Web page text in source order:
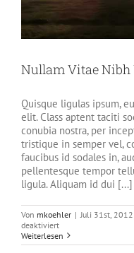
Nullam Vitae Nibh
Quisque ligulas ipsum,
elit. Class aptent taciti
conubia nostra, per
tristique in semper vel,
faucibus id sodales in,
pellentesque tempor
ligula. Aliquam id dui [...]
Von mkoehler | Juli 31st, 2012
deaktiviertfür
Nullam
Vitae
Weiterlesen